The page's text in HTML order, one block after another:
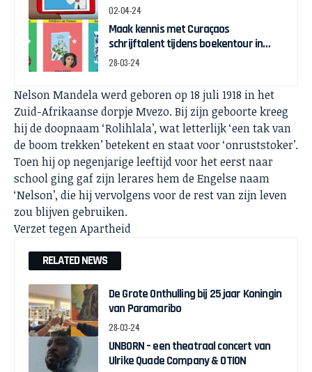
02-04-24
Maak kennis met Curaçaos
schrijftalent tijdens boekentour in
april
28-03-24
Nelson Mandela werd geboren op 18 juli 1918 in het
Zuid-Afrikaanse dorpje Mvezo. Bij zijn geboorte kreeg
hij de doopnaam ‘Rolihlala’, wat letterlijk ‘een tak van
de boom trekken’ betekent en staat voor ‘onruststoker’.
Toen hij op negenjarige leeftijd voor het eerst naar
school ging gaf zijn lerares hem de Engelse naam
‘Nelson’, die hij vervolgens voor de rest van zijn leven
zou blijven gebruiken.
Verzet tegen Apartheid
RELATED NEWS
De Grote Onthulling bij 25 jaar Koningin
van Paramaribo
28-03-24
UNBORN – een theatraal concert van
Ulrike Quade Company & OTION